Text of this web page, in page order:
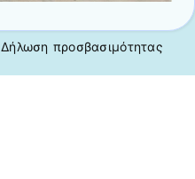
Δήλωση προσβασιμότητας